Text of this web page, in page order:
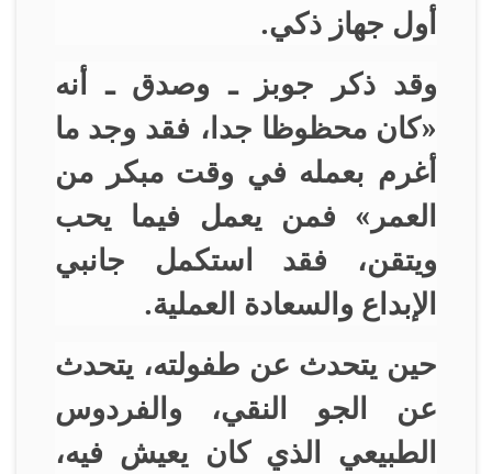
أول جهاز ذكي.
وقد ذكر جوبز ـ وصدق ـ أنه
«كان محظوظا جدا، فقد وجد ما
أغرم بعمله في وقت مبكر من
العمر» فمن يعمل فيما يحب
ويتقن، فقد استكمل جانبي
الإبداع والسعادة العملية.
حين يتحدث عن طفولته، يتحدث
عن الجو النقي، والفردوس
الطبيعي الذي كان يعيش فيه،